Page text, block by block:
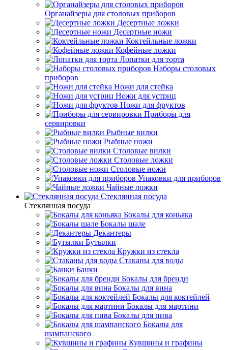
Органайзеры для столовых приборов
Десертные ложки
Десертные ножи
Коктейльные ложки
Кофейные ложки
Лопатки для торта
Наборы столовых
приборов
Ножи для стейка
Ножи для устриц
Ножи для фруктов
Приборы для
сервировки
Рыбные вилки
Рыбные ножи
Столовые вилки
Столовые ложки
Столовые ножи
Упаковки для приборов
Чайные ложки
Стеклянная посуда
Стеклянная посуда
Бокалы для коньяка
Бокалы шале
Декантеры
Бутылки
Кружки из стекла
Стаканы для воды
Банки
Бокалы для бренди
Бокалы для вина
Бокалы для коктейлей
Бокалы для мартини
Бокалы для пива
Бокалы для
шампанского
Кувшины и графины